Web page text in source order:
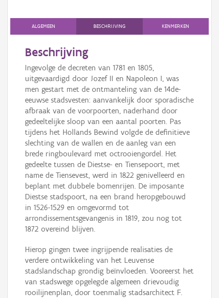
AanmeldenALGEMEEN BESCHRIJVING KENMERKEN
Beschrijving
Ingevolge de decreten van 1781 en 1805,
uitgevaardigd door Jozef II en Napoleon I, was
men gestart met de ontmanteling van de 14de-
eeuwse stadsvesten: aanvankelijk door sporadische
afbraak van de voorpoorten, naderhand door
gedeeltelijke sloop van een aantal poorten. Pas
tijdens het Hollands Bewind volgde de definitieve
slechting van de wallen en de aanleg van een
brede ringboulevard met octrooiengordel. Het
gedeelte tussen de Diestse- en Tiensepoort, met
name de Tiensevest, werd in 1822 genivelleerd en
beplant met dubbele bomenrijen. De imposante
Diestse stadspoort, na een brand heropgebouwd
in 1526-1529 en omgevormd tot
arrondissementsgevangenis in 1819, zou nog tot
1872 overeind blijven.
Hierop gingen twee ingrijpende realisaties de
verdere ontwikkeling van het Leuvense
stadslandschap grondig beïnvloeden. Vooreerst het
van stadswege opgelegde algemeen drievoudig
rooilijnenplan, door toenmalig stadsarchitect F.